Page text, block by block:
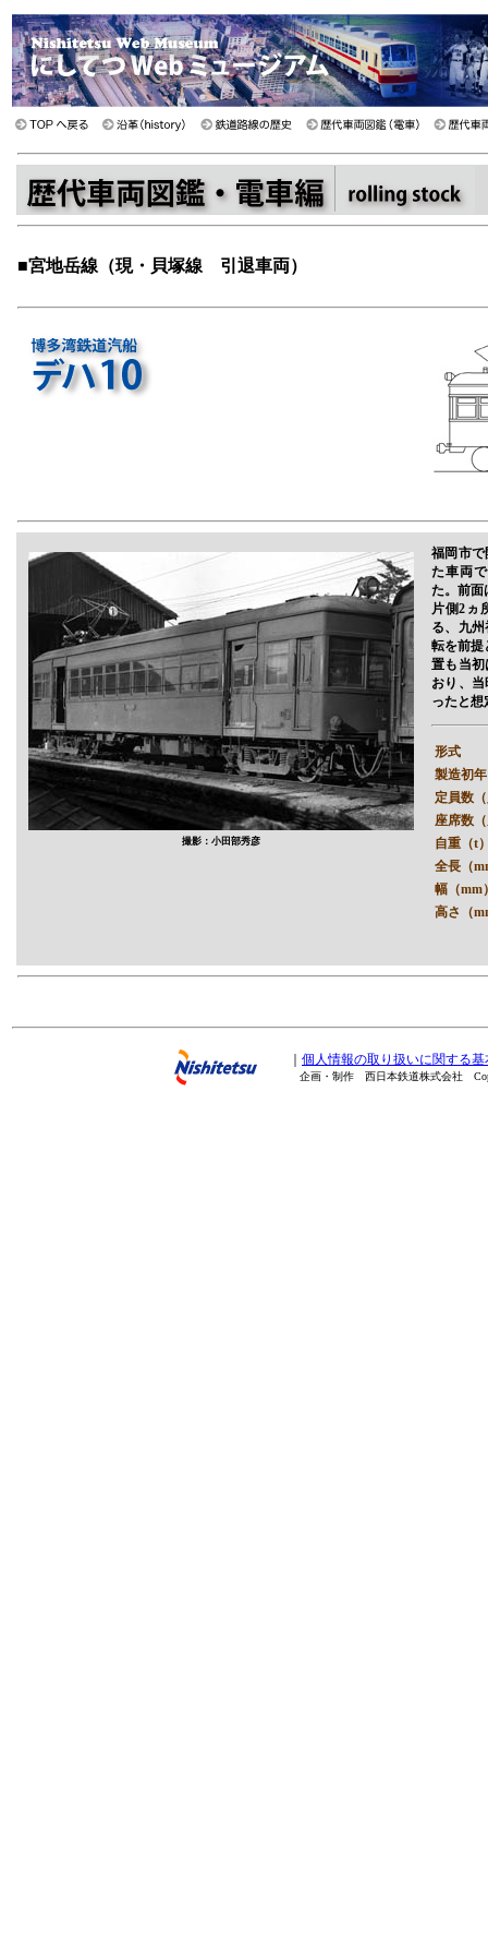
■宮地岳線（現・貝塚線 引退車両）
撮影：小田部秀彦
福岡市
た車両
た。前面
片側2ヵ
る、九
転を前提
置も当
おり、
ったと想
形式
製造初年
定員数
座席数
自重（t
全長（
幅（mm
高さ（
個人情報の取り扱いに関する基
企画・制作 西日本鉄道株式会社